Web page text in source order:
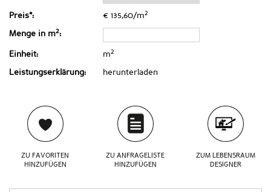
Preis*: € 135,60/m2
Menge in m2:
Einheit: m2
Leistungserklärung: herunterladen
ZU FAVORITEN
HINZUFÜGEN
ZU ANFRAGELISTE
HINZUFÜGEN
ZUM LEBENSRAUM
DESIGNER